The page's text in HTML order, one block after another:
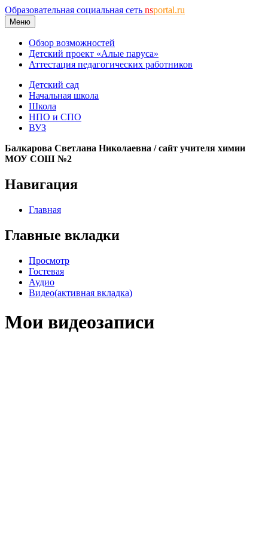
Образовательная социальная сеть nsportal.ru
Меню
Обзор возможностей
Детский проект «Алые паруса»
Аттестация педагогических работников
Детский сад
Начальная школа
Школа
НПО и СПО
ВУЗ
Балкарова Светлана Николаевна / сайт учителя химии
МОУ СОШ №2
Навигация
Главная
Главные вкладки
Просмотр
Гостевая
Аудио
Видео(активная вкладка)
Мои видеозаписи